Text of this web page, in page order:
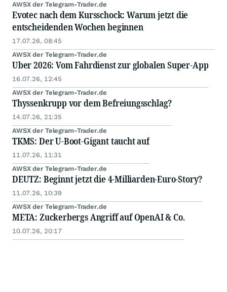
AWSX der Telegram-Trader.de
Evotec nach dem Kursschock: Warum jetzt die
entscheidenden Wochen beginnen
17.07.26, 08:45
AWSX der Telegram-Trader.de
Uber 2026: Vom Fahrdienst zur globalen Super-App
16.07.26, 12:45
AWSX der Telegram-Trader.de
Thyssenkrupp vor dem Befreiungsschlag?
14.07.26, 21:35
AWSX der Telegram-Trader.de
TKMS: Der U-Boot-Gigant taucht auf
11.07.26, 11:31
AWSX der Telegram-Trader.de
DEUTZ: Beginnt jetzt die 4-Milliarden-Euro-Story?
11.07.26, 10:39
AWSX der Telegram-Trader.de
META: Zuckerbergs Angriff auf OpenAI & Co.
10.07.26, 20:17